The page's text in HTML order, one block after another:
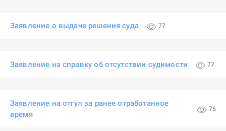
Заявление о выдаче решения суда 77
Заявление на справку об отсутствии судимости 77
Заявление на отгул за ранее отработанное
время
76